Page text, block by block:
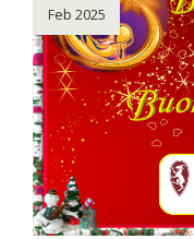
Feb 2025